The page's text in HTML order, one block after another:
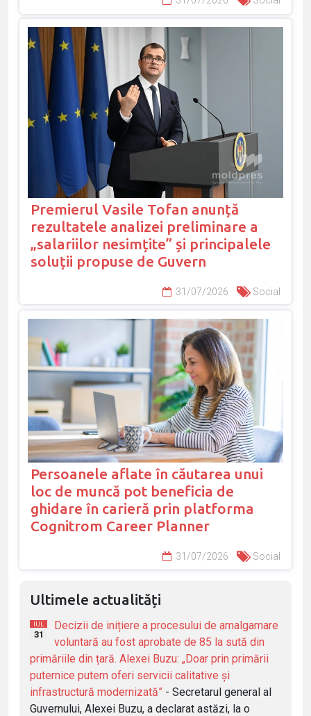
Premierul Vasile Tofan anunță
rezultatele analizei preliminare a
„salariilor nesimțite” și principalele
soluții propuse de Guvern
31/07/2026 Social
Persoanele aflate în căutarea unui
loc de muncă pot beneficia de
ghidare în carieră prin platforma
Cognitrom Career Planner
31/07/2026 Social
Ultimele actualități
IUL
31
Decizii de inițiere a procesului de amalgamare
voluntară au fost aprobate de 85 la sută din
primăriile din țară. Alexei Buzu: „Doar prin primării
puternice putem oferi servicii calitative și
infrastructură modernizată” - Secretarul general al
Guvernului, Alexei Buzu, a declarat astăzi, la o